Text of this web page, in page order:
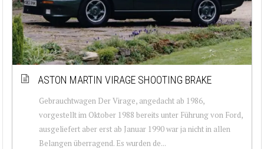
ASTON MARTIN VIRAGE SHOOTING BRAKE
Gebrauchtwagen Der Virage, angedacht ab 1986,
vorgestellt im Oktober 1988 bereits unter Führung von Ford,
ausgeliefert aber erst ab Januar 1990 war ja nicht in allen
Belangen überragend. Es wurden de...